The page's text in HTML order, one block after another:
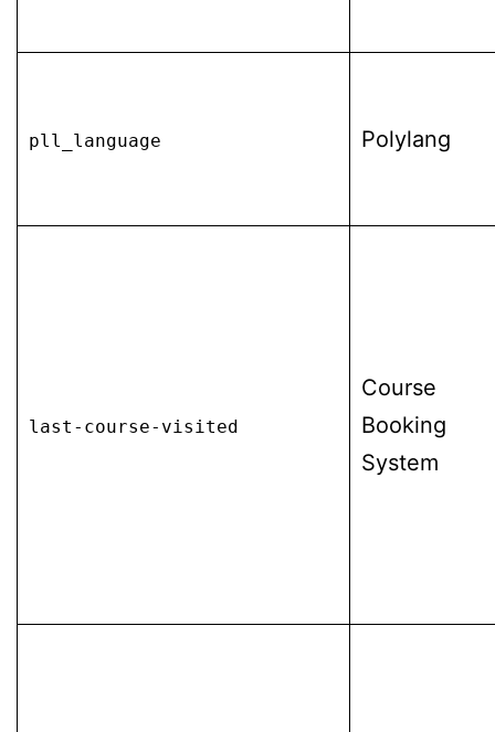
pll_language Polylang
last-course-visited
Course
Booking
System